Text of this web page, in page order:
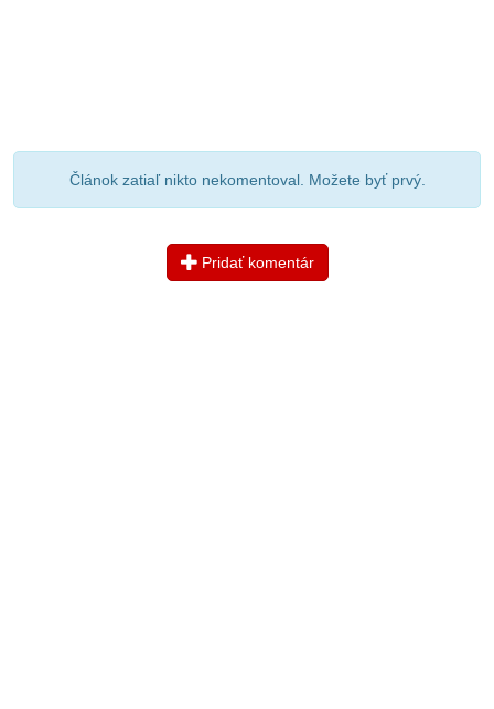
Článok zatiaľ nikto nekomentoval. Možete byť prvý.
Pridať komentár